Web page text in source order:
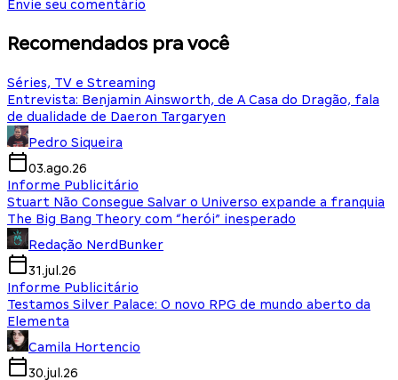
Envie seu comentário
Recomendados pra você
Séries, TV e Streaming
Entrevista: Benjamin Ainsworth, de A Casa do Dragão, fala
de dualidade de Daeron Targaryen
Pedro Siqueira
03.ago.26
Informe Publicitário
Stuart Não Consegue Salvar o Universo expande a franquia
The Big Bang Theory com “herói” inesperado
Redação NerdBunker
31.jul.26
Informe Publicitário
Testamos Silver Palace: O novo RPG de mundo aberto da
Elementa
Camila Hortencio
30.jul.26